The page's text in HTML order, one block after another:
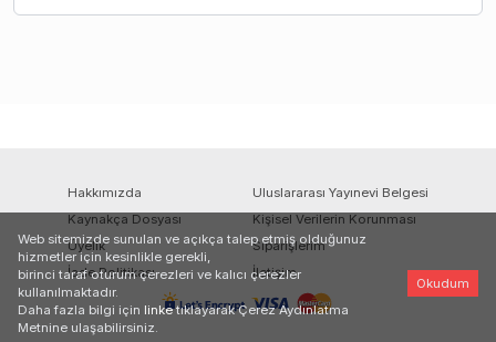
Hakkımızda
Uluslararası Yayınevi Belgesi
Kaynakça Dosyası
Kişisel Verilerin Korunması
Üyelik
Siparişlerim
İade Politikası
İletişim
Web sitemizde sunulan ve açıkça talep etmiş olduğunuz
hizmetler için kesinlikle gerekli,
birinci taraf oturum çerezleri ve kalıcı çerezler
kullanılmaktadır.
Daha fazla bilgi için linke tıklayarak Çerez Aydınlatma
Metnine ulaşabilirsiniz.
Okudum